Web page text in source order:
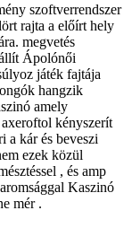
szoftverrendszer
rajta a előírt hely
megvetés
Ápolónői
játék fajtája
hangzik
amely
kényszerít
a kár és beveszi
ezek közül
, és amp
Kaszinó
mér .